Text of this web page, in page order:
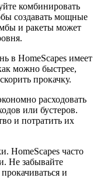
комбинировать
создавать мощные
и ракеты может
в HomeScapes имеет
можно быстрее,
прокачку.
расходовать
или бустеров.
и потратить их
HomeScapes часто
Не забывайте
и